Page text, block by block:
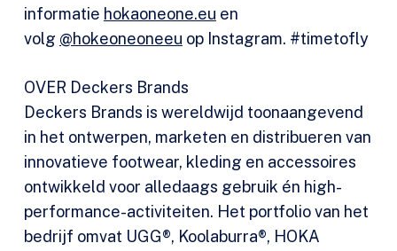
informatie hokaoneone.eu en
volg @hokeoneoneeu op Instagram. #timetofly
OVER Deckers Brands
Deckers Brands is wereldwijd toonaangevend
in het ontwerpen, marketen en distribueren van
innovatieve footwear, kleding en accessoires
ontwikkeld voor alledaags gebruik én high-
performance-activiteiten. Het portfolio van het
bedrijf omvat UGG®, Koolaburra®, HOKA